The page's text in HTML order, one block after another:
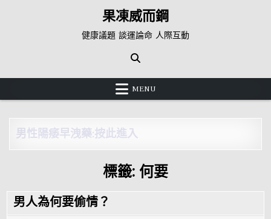
果凍威而鋼
健康議題 談運論命 人際互動
MENU
男性陽痿早洩藥:按此進入
標籤: 何要
男人為何要偷情？